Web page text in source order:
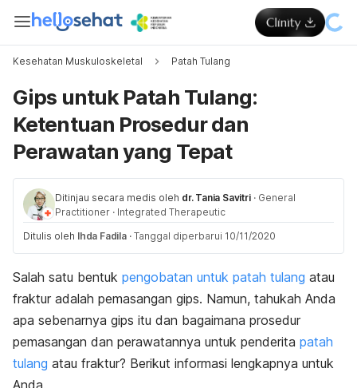
Kesehatan Muskuloskeletal Patah Tulang
Gips untuk Patah Tulang:
Ketentuan Prosedur dan
Perawatan yang Tepat
Ditinjau secara medis oleh dr. Tania Savitri · General
Practitioner · Integrated Therapeutic
Ditulis oleh Ihda Fadila · Tanggal diperbarui 10/11/2020
Salah satu bentuk pengobatan untuk patah tulang atau
fraktur adalah pemasangan gips. Namun, tahukah Anda
apa sebenarnya gips itu dan bagaimana prosedur
pemasangan dan perawatannya untuk penderita patah
tulang atau fraktur? Berikut informasi lengkapnya untuk
Anda.